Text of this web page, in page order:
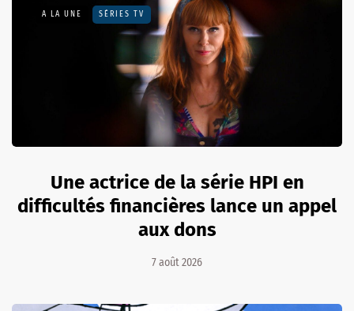
A LA UNE SÉRIES TV
Une actrice de la série HPI en
difficultés financières lance un appel
aux dons
7 août 2026